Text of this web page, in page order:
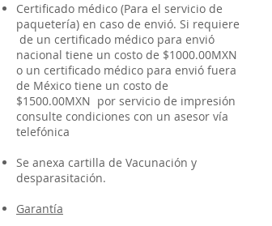
Certificado médico (Para el servicio de
paquetería) en caso de envió. Si requiere
de un certificado médico para envió
nacional tiene un costo de $1000.00MXN
o un certificado médico para envió fuera
de México tiene un costo de
$1500.00MXN por servicio de impresión
consulte condiciones con un asesor vía
telefónica
Se anexa cartilla de Vacunación y
desparasitación.
Garantía